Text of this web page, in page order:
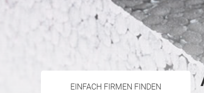
EINFACH FIRMEN FINDEN